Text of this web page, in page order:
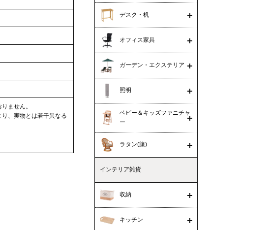
ません。
、実物とは若干異なる
デスク・机
オフィス家具
ガーデン・エクステリア
照明
ベビー＆キッズファニチャ
ー
ラタン(籐)
インテリア雑貨
収納
キッチン